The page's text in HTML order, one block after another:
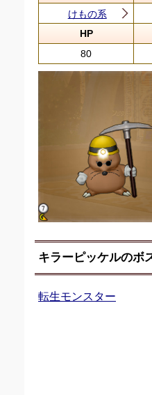
けもの系
HP
80
キラーピッケルのボ
転生モンスター